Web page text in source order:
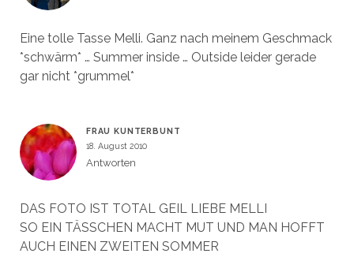
Eine tolle Tasse Melli. Ganz nach meinem Geschmack
*schwärm* … Summer inside … Outside leider gerade
gar nicht *grummel*
FRAU KUNTERBUNT
18. August 2010
Antworten
DAS FOTO IST TOTAL GEIL LIEBE MELLI
SO EIN TÄSSCHEN MACHT MUT UND MAN HOFFT
AUCH EINEN ZWEITEN SOMMER